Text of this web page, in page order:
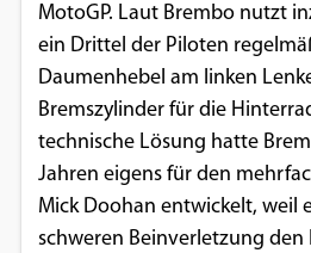
MotoGP. Laut Brembo nutzt
ein Drittel der Piloten
Daumenhebel am linken
Bremszylinder für die
technische Lösung hatte
Jahren eigens für den
Mick Doohan entwickelt, weil
schweren Beinverletzung den